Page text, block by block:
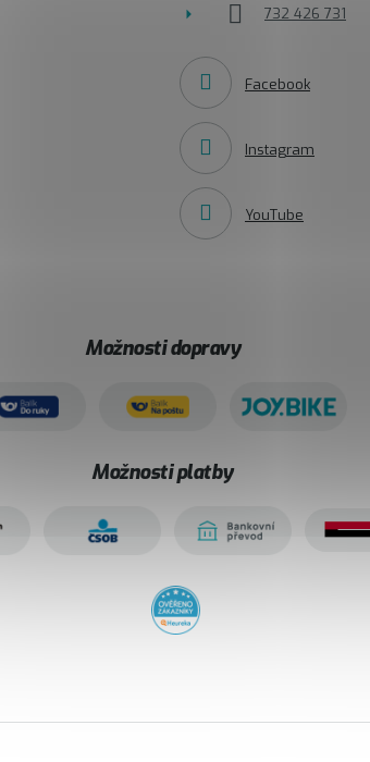
732 426 731
Facebook
Instagram
YouTube
Možnosti dopravy
Možnosti platby